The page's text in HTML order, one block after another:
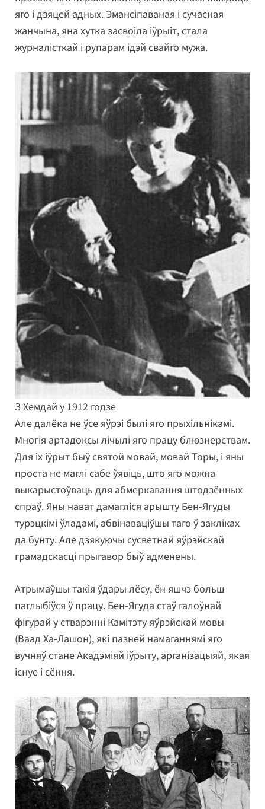
яго і дзяцей адных. Эмансіпаваная і сучасная
жанчына, яна хутка засвоіла іўрыіт, стала
журналісткай і рупарам ідэй свайго мужа.
З Хемдай у 1912 годзе
Але далёка не ўсе яўрэі былі яго прыхільнікамі.
Многія артадоксы лічылі яго працу блюзнерствам.
Для іх іўрыт быў святой мовай, мовай Торы, і яны
проста не маглі сабе ўявіць, што яго можна
выкарыстоўваць для абмеркавання штодзённых
спраў. Яны нават дамагліся арышту Бен-Ягуды
турэцкімі ўладамі, абвінаваціўшы таго ў закліках
да бунту. Але дзякуючы сусветнай яўрэйскай
грамадскасці прыгавор быў адменены.
Атрымаўшы такія ўдары лёсу, ён яшчэ больш
паглыбіўся ў працу. Бен-Ягуда стаў галоўнай
фігурай у стварэнні Камітэту яўрэйскай мовы
(Ваад Ха-Лашон), які пазней намаганнямі яго
вучняў стане Акадэміяй іўрыту, арганізацыяй, якая
існуе і сёння.